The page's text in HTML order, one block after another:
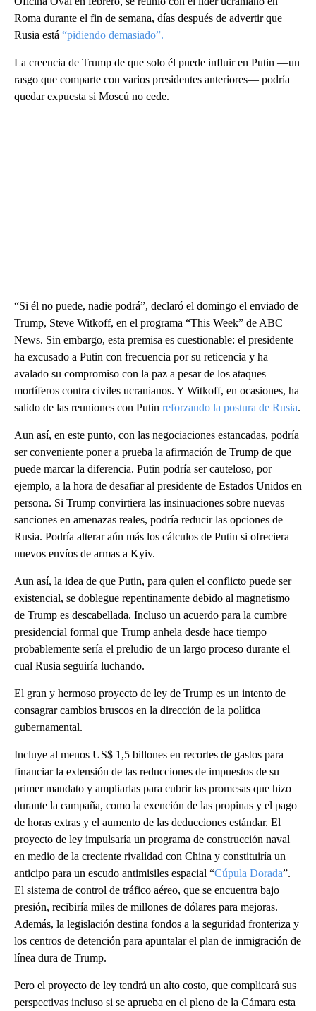
Roma durante el fin de semana, días después de advertir que
Rusia está “pidiendo demasiado”.
La creencia de Trump de que solo él puede influir en Putin —un
rasgo que comparte con varios presidentes anteriores— podría
quedar expuesta si Moscú no cede.
“Si él no puede, nadie podrá”, declaró el domingo el enviado de
Trump, Steve Witkoff, en el programa “This Week” de ABC
News. Sin embargo, esta premisa es cuestionable: el presidente
ha excusado a Putin con frecuencia por su reticencia y ha
avalado su compromiso con la paz a pesar de los ataques
mortíferos contra civiles ucranianos. Y Witkoff, en ocasiones, ha
salido de las reuniones con Putin reforzando la postura de Rusia.
Aun así, en este punto, con las negociaciones estancadas, podría
ser conveniente poner a prueba la afirmación de Trump de que
puede marcar la diferencia. Putin podría ser cauteloso, por
ejemplo, a la hora de desafiar al presidente de Estados Unidos en
persona. Si Trump convirtiera las insinuaciones sobre nuevas
sanciones en amenazas reales, podría reducir las opciones de
Rusia. Podría alterar aún más los cálculos de Putin si ofreciera
nuevos envíos de armas a Kyiv.
Aun así, la idea de que Putin, para quien el conflicto puede ser
existencial, se doblegue repentinamente debido al magnetismo
de Trump es descabellada. Incluso un acuerdo para la cumbre
presidencial formal que Trump anhela desde hace tiempo
probablemente sería el preludio de un largo proceso durante el
cual Rusia seguiría luchando.
El gran y hermoso proyecto de ley de Trump es un intento de
consagrar cambios bruscos en la dirección de la política
gubernamental.
Incluye al menos US$ 1,5 billones en recortes de gastos para
financiar la extensión de las reducciones de impuestos de su
primer mandato y ampliarlas para cubrir las promesas que hizo
durante la campaña, como la exención de las propinas y el pago
de horas extras y el aumento de las deducciones estándar. El
proyecto de ley impulsaría un programa de construcción naval
en medio de la creciente rivalidad con China y constituiría un
anticipo para un escudo antimisiles espacial “Cúpula Dorada”.
El sistema de control de tráfico aéreo, que se encuentra bajo
presión, recibiría miles de millones de dólares para mejoras.
Además, la legislación destina fondos a la seguridad fronteriza y
los centros de detención para apuntalar el plan de inmigración de
línea dura de Trump.
Pero el proyecto de ley tendrá un alto costo, que complicará sus
perspectivas incluso si se aprueba en el pleno de la Cámara esta